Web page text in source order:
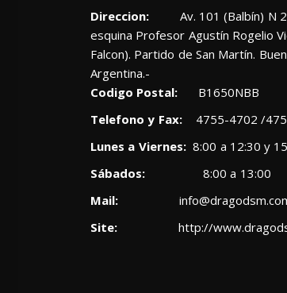
Direccion: Av. 101 (Balbín) N
esquina Profesor Agustín Rogelio
Falcon). Partido de San Martín.
Argentina.-
Codigo Postal: B1650NBB
Telefono y Fax:4755-4702 /
Lunes a Viernes:8:00 a 12:30 y
Sábados: 8:00 a 13:00
Mail:
Site:
http://